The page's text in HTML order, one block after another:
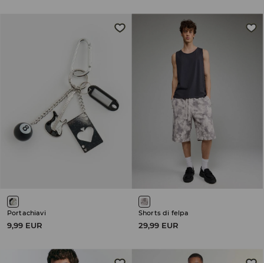
Portachiavi
9,99 EUR
Shorts di felpa
29,99 EUR